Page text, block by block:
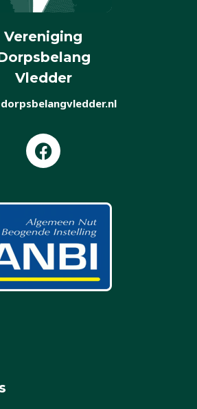
Vereniging
Vledder
F
a
e
b
o
o
k